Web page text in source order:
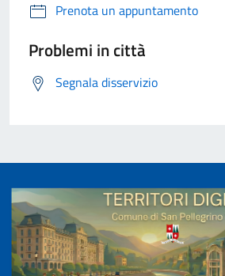
Prenota un appuntamento
Problemi in città
Segnala disservizio